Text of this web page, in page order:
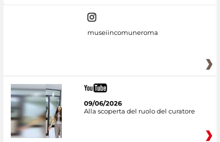
museiincomuneroma
09/06/2026
Alla scoperta del ruolo del curatore